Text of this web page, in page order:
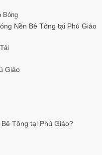
Bóng
Nền Bê Tông tại Phú Giáo
Giáo
Tông tại Phú Giáo?